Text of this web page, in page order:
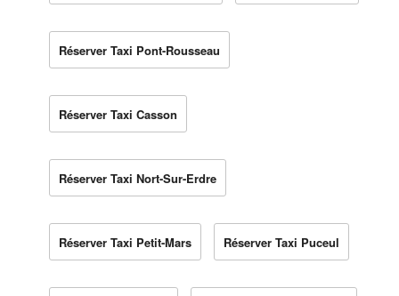
Réserver Taxi Pont-Rousseau
Réserver Taxi Casson
Réserver Taxi Nort-Sur-Erdre
Réserver Taxi Petit-Mars Réserver Taxi Puceul